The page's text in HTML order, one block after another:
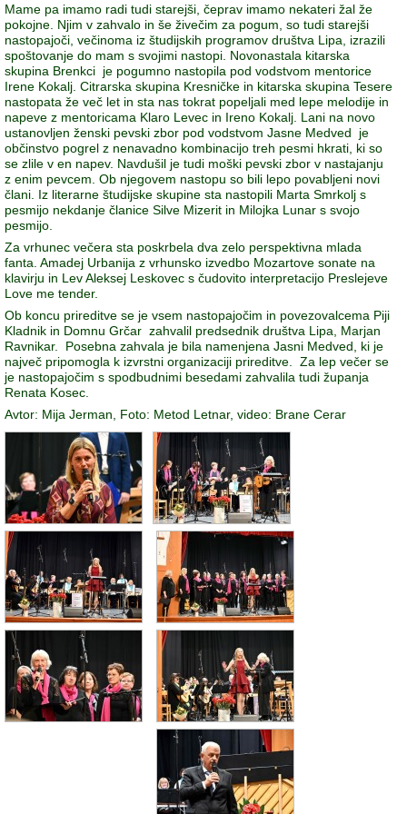
Mame pa imamo radi tudi starejši, čeprav imamo nekateri žal že
pokojne. Njim v zahvalo in še živečim za pogum, so tudi starejši
nastopajoči, večinoma iz študijskih programov društva Lipa, izrazili
spoštovanje do mam s svojimi nastopi. Novonastala kitarska
skupina Brenkci je pogumno nastopila pod vodstvom mentorice
Irene Kokalj. Citrarska skupina Kresničke in kitarska skupina Tesere
nastopata že več let in sta nas tokrat popeljali med lepe melodije in
napeve z mentoricama Klaro Levec in Ireno Kokalj. Lani na novo
ustanovljen ženski pevski zbor pod vodstvom Jasne Medved je
občinstvo pogrel z nenavadno kombinacijo treh pesmi hkrati, ki so
se zlile v en napev. Navdušil je tudi moški pevski zbor v nastajanju
z enim pevcem. Ob njegovem nastopu so bili lepo povabljeni novi
člani. Iz literarne študijske skupine sta nastopili Marta Smrkolj s
pesmijo nekdanje članice Silve Mizerit in Milojka Lunar s svojo
pesmijo.
Za vrhunec večera sta poskrbela dva zelo perspektivna mlada
fanta. Amadej Urbanija z vrhunsko izvedbo Mozartove sonate na
klavirju in Lev Aleksej Leskovec s čudovito interpretacijo Preslejeve
Love me tender.
Ob koncu prireditve se je vsem nastopajočim in povezovalcema Piji
Kladnik in Domnu Grčar zahvalil predsednik društva Lipa, Marjan
Ravnikar. Posebna zahvala je bila namenjena Jasni Medved, ki je
največ pripomogla k izvrstni organizaciji prireditve. Za lep večer se
je nastopajočim s spodbudnimi besedami zahvalila tudi županja
Renata Kosec.
Avtor: Mija Jerman, Foto: Metod Letnar, video: Brane Cerar